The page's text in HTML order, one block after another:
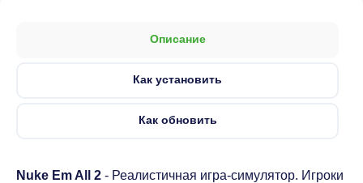
Описание
Как установить
Как обновить
Nuke Em All 2 - Реалистичная игра-симулятор. Игроки